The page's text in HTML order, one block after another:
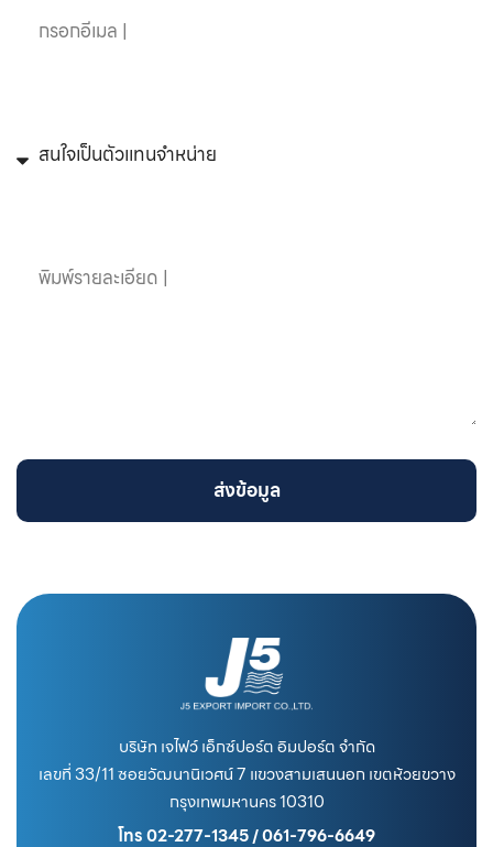
ส่งข้อมูล
บริษัท เจไฟว์ เอ็กซ์ปอร์ต อิมปอร์ต จำกัด
เลขที่ 33/11 ซอยวัฒนานิเวศน์ 7 แขวงสามเสนนอก เขตห้วยขวาง
กรุงเทพมหานคร 10310
โทร 02-277-1345 / 061-796-6649